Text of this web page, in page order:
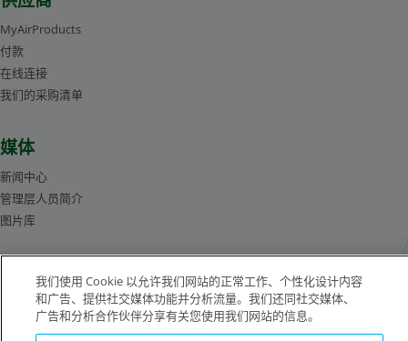
MyAirProducts
付款
在线连接
我们的采购清单
媒体
新闻中心
管理层人员简介
图片库
沪ICP备19019974号-2
版权所有©1996-2026 空气化工产品有限公司（ Air Products and Chemicals, Inc.）
我们使用 Cookie 以允许我们网站的正常工作、个性化设计内容
和广告、提供社交媒体功能并分析流量。我们还同社交媒体、
广告和分析合作伙伴分享有关您使用我们网站的信息。